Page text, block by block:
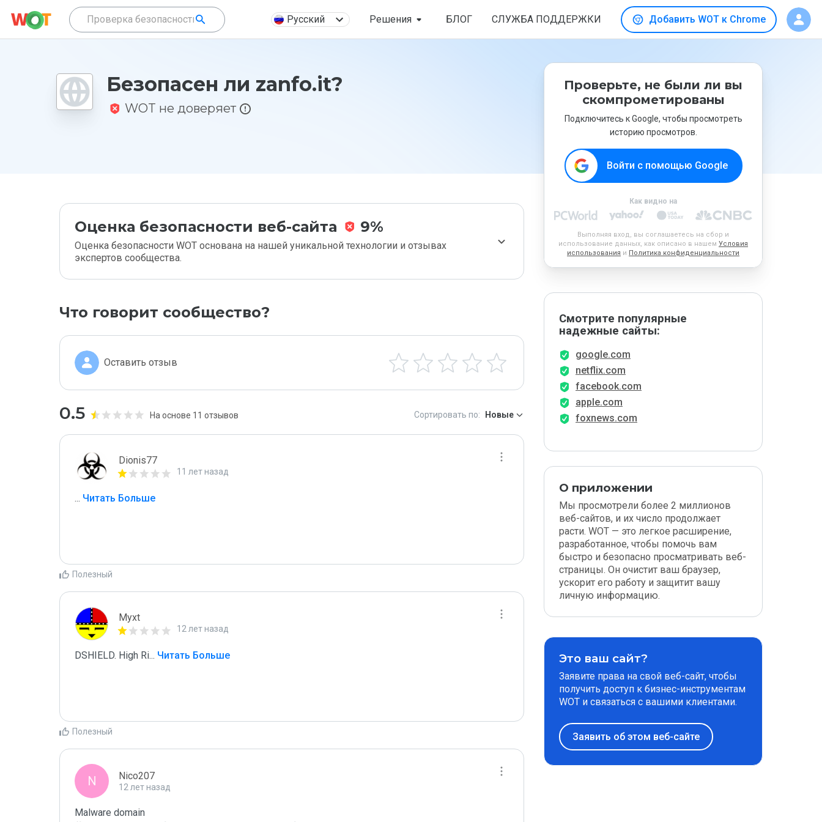
Русский Решения БЛОГ СЛУЖБА ПОДДЕРЖКИ Добавить WOT к Chrome
Безопасен ли zanfo.it?
WOT не доверяет
Оценка безопасности веб-сайта 9%
Оценка безопасности WOT основана на нашей уникальной технологии и отзывах
экспертов сообщества.
Что говорит сообщество?
Оставить отзыв
0.5 На основе 11 отзывов Сортировать по: Новые
Dionis77
11 лет назад
... Читать Больше
Полезный
Myxt
12 лет назад
DSHIELD. High Ri... Читать Больше
Полезный
N Nico207
12 лет назад
Malware domain
Проверьте, не были ли вы
скомпрометированы
Подключитесь к Google, чтобы просмотреть
историю просмотров.
Войти с помощью Google
Как видно на
Выполняя вход, вы соглашаетесь на сбор и
использование данных, как описано в нашем Условия
использования и Политика конфиденциальности
Смотрите популярные
надежные сайты:
google.com
netflix.com
facebook.com
apple.com
foxnews.com
О приложении
Мы просмотрели более 2 миллионов
веб-сайтов, и их число продолжает
расти. WOT — это легкое расширение,
разработанное, чтобы помочь вам
быстро и безопасно просматривать веб-
страницы. Он очистит ваш браузер,
ускорит его работу и защитит вашу
личную информацию.
Это ваш сайт?
Заявите права на свой веб-сайт, чтобы
получить доступ к бизнес-инструментам
WOT и связаться с вашими клиентами.
Заявить об этом веб-сайте